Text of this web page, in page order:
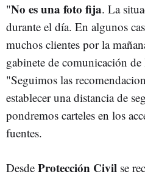
"No es una foto fija. La
durante el día. En algunos
muchos clientes por la
gabinete de comunicación
"Seguimos las
establecer una distancia de
pondremos carteles en los
fuentes.
Desde Protección Civil se